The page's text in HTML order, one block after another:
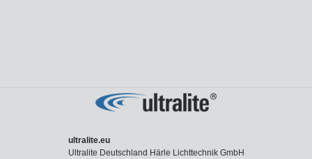
ultralite.eu
Ultralite Deutschland Härle Lichttechnik GmbH